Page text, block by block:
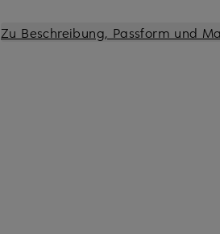
Zu Beschreibung, Passform und